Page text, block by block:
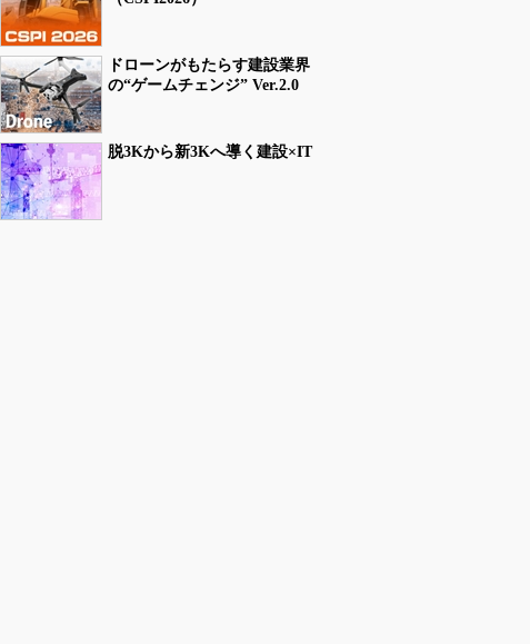
ドローンがもたらす建設業界
の“ゲームチェンジ” Ver.2.0
脱3Kから新3Kへ導く建設×IT